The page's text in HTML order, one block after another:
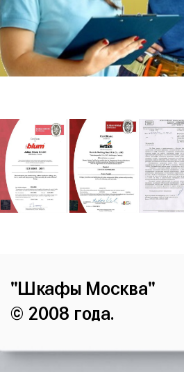
"Шкафы Москва"
© 2008 года.